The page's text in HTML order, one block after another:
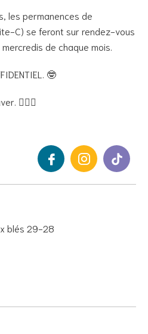
les permanences de
C) se feront sur rendez-vous
de chaque mois.
🤓
🙋🏾‍♂️
blés 29-28